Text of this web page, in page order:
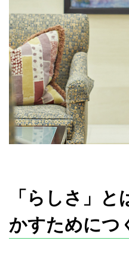
「らしさ」
かすためにつ